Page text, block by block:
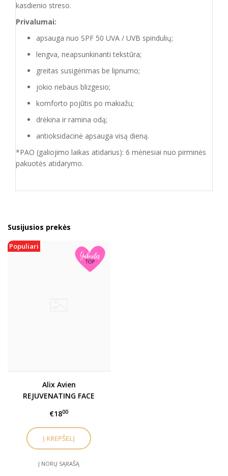
kasdienio streso.
Privalumai:
apsauga nuo SPF 50 UVA / UVB spindulių;
lengva, neapsunkinanti tekstūra;
greitas susigėrimas be lipnumo;
jokio riebaus blizgesio;
komforto pojūtis po makiažu;
drėkina ir ramina odą;
antioksidacinė apsauga visą dieną.
*PAO (galiojimo laikas atidarius): 6 mėnesiai nuo pirminės
pakuotės atidarymo.
Susijusios prekės
Populiari
Alix Avien
REJUVENATING FACE
makiažo bazė
€1800
Į NORŲ SĄRAŠĄ